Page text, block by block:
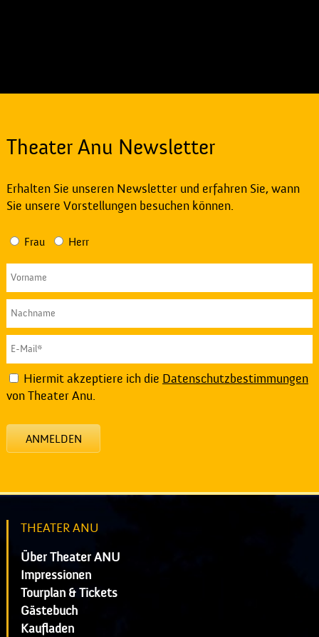
Theater Anu Newsletter
Erhalten Sie unseren Newsletter und erfahren Sie, wann
Sie unsere Vorstellungen besuchen können.
Frau Herr
Hiermit akzeptiere ich die Datenschutzbestimmungen
von Theater Anu.
ANMELDEN
THEATER ANU
Über Theater ANU
Impressionen
Tourplan & Tickets
Gästebuch
Kaufladen